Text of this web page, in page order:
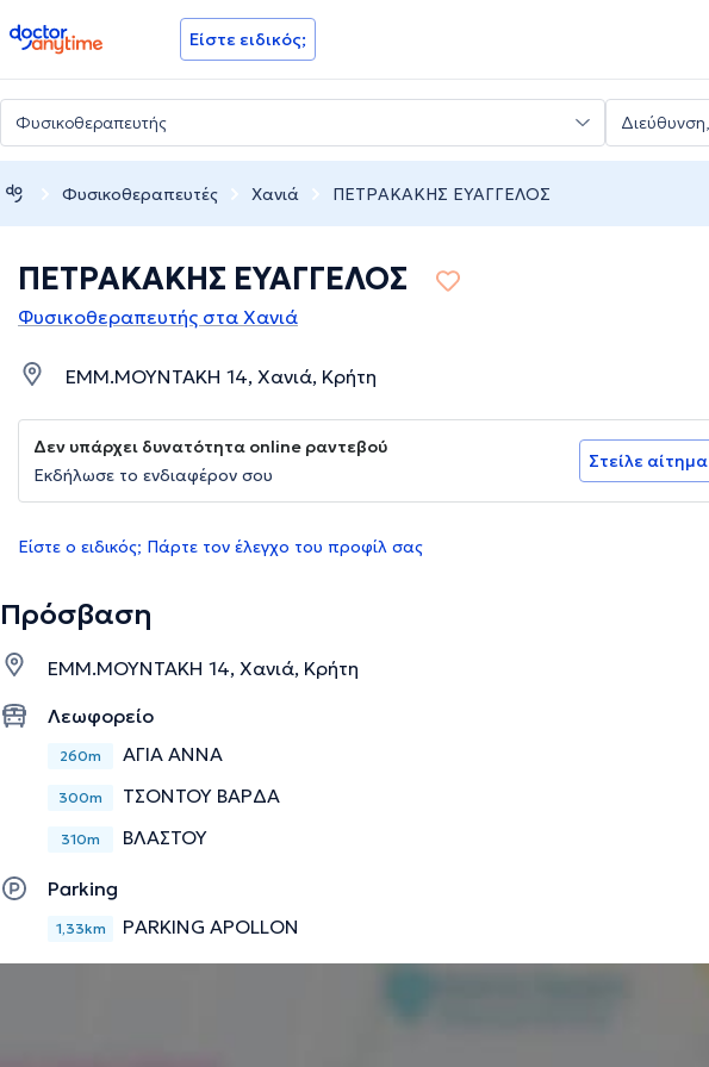
doctoranytime Είστε ειδικός;
Φυσικοθεραπευτές Χανιά ΠΕΤΡΑΚΑΚΗΣ ΕΥΑΓΓΕΛΟΣ
ΠΕΤΡΑΚΑΚΗΣ ΕΥΑΓΓΕΛΟΣ
Φυσικοθεραπευτής στα Χανιά
ΕΜΜ.ΜΟΥΝΤΑΚΗ 14, Χανιά, Κρήτη
Δεν υπάρχει δυνατότητα online ραντεβού
Εκδήλωσε το ενδιαφέρον σου
Στείλε αίτημα
Είστε ο ειδικός; Πάρτε τον έλεγχο του προφίλ σας
Πρόσβαση
ΕΜΜ.ΜΟΥΝΤΑΚΗ 14, Χανιά, Κρήτη
Λεωφορείο
260m ΑΓΙΑ ΑΝΝΑ
300m ΤΣΟΝΤΟΥ ΒΑΡΔΑ
310m ΒΛΑΣΤΟΥ
Parking
1,33km PARKING APOLLON